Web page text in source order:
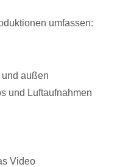
umfassen:
außen
und Luftaufnahmen
Video